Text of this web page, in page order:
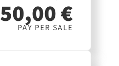
50,00 €
PAY PER SALE